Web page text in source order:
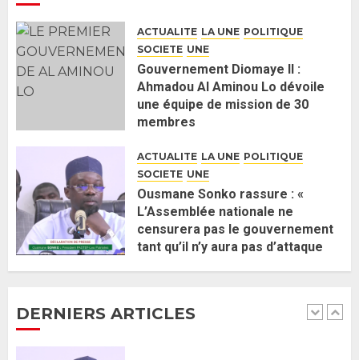
ACTUALITE LA UNE POLITIQUE
SOCIETE UNE
Gouvernement Diomaye II :
Ahmadou Al Aminou Lo dévoile
une équipe de mission de 30
membres
ACTUALITE LA UNE POLITIQUE
SOCIETE UNE
Ousmane Sonko rassure : «
L’Assemblée nationale ne
censurera pas le gouvernement
tant qu’il n’y aura pas d’attaque
DERNIERS ARTICLES
5
J’espère me tromper »
26 MAI 2026
1
Gouvernement Diomaye II :
une équipe de mission de 30
membres
2 JUIN 2026 0
2
Ousmane Sonko rassure : «
politique contre Pastef »